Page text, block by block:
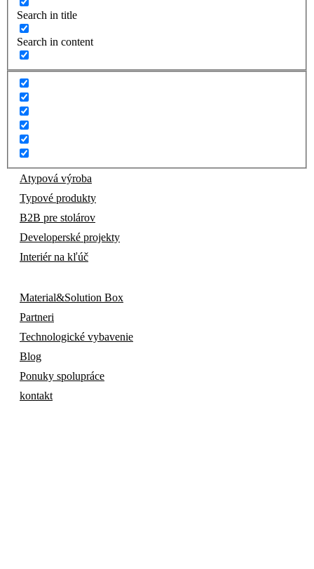
Search in title
Search in content
Atypová výroba
Typové produkty
B2B pre stolárov
Developerské projekty
Interiér na kľúč
Material&Solution Box
Partneri
Technologické vybavenie
Blog
Ponuky spolupráce
kontakt